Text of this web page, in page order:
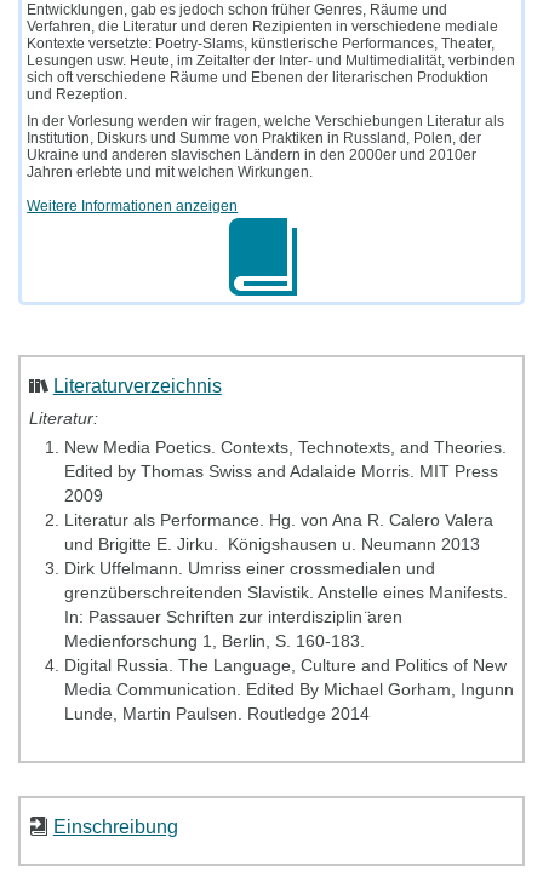
Entwicklungen, gab es jedoch schon früher Genres, Räume und
Verfahren, die Literatur und deren Rezipienten in verschiedene mediale
Kontexte versetzte: Poetry-Slams, künstlerische Performances, Theater,
Lesungen usw. Heute, im Zeitalter der Inter- und Multimedialität, verbinden
sich oft verschiedene Räume und Ebenen der literarischen Produktion
und Rezeption.
In der Vorlesung werden wir fragen, welche Verschiebungen Literatur als
Institution, Diskurs und Summe von Praktiken in Russland, Polen, der
Ukraine und anderen slavischen Ländern in den 2000er und 2010er
Jahren erlebte und mit welchen Wirkungen.
Weitere Informationen anzeigen
Literaturverzeichnis
Literatur:
New Media Poetics. Contexts, Technotexts, and Theories.‎
Edited by Thomas Swiss and Adalaide Morris. MIT Press
2009
Literatur als Performance. Hg. von Ana R. Calero Valera
und Brigitte E. Jirku. ‎ Königshausen u. Neumann 2013
Dirk Uffelmann. Umriss einer crossmedialen und
grenzüberschreitenden Slavistik. Anstelle eines Manifests.
In: Passauer Schriften zur interdisziplin ̈aren
Medienforschung 1, Berlin, S. 160-183.
Digital Russia. The Language, Culture and Politics of New
Media Communication. Edited By Michael Gorham, Ingunn
Lunde, Martin Paulsen. Routledge 2014
Einschreibung